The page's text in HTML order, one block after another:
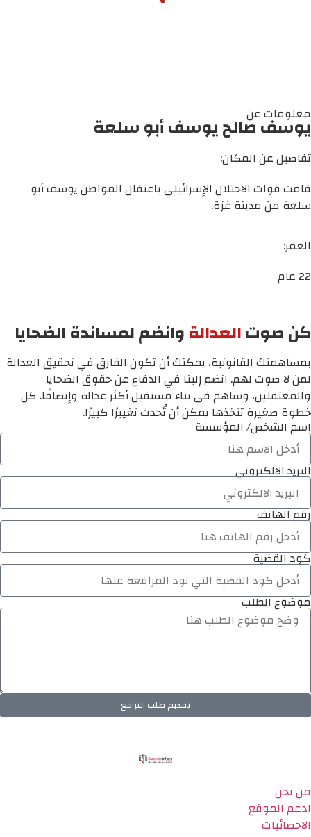
معلومات عن
يوسف صالح يوسف أبو سلعة
تفاصيل عن المكان:
قامت قوات الاحتلال الإسرائيلي باعتقال المواطن يوسف أبو
سلعة من مدينة غزة.
العمر:
22 عام
كن صوتالعدالةوانضم لمساندة الضحايا
بمساهمتك القانونية، يمكنك أن تكون الفارق في تحقيق العدالة
لمن لا صوت لهم. انضم إلينا في الدفاع عن حقوق الضحايا
والمعتقلين، وساهم في بناء مستقبل أكثر عدالة وإنصافًا. كل
خطوة صغيرة تتخذها يمكن أن تُحدث تغييرًا كبيرًا.
اسم الشخص/ المؤسسة
البريد الالكتروني
رقم الهاتف
كود القضية
موضوع الطلب
تقديم طلب الترافع
من نحن
ادعم الموقع
الاحصائيات